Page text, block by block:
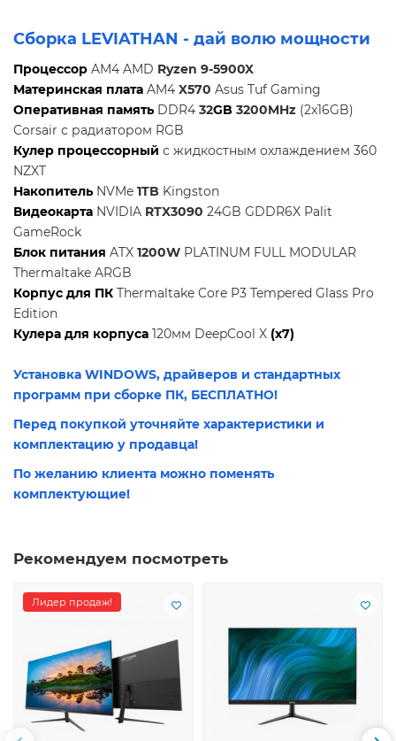
Сборка LEVIATHAN - дай волю мощности
Процессор AM4 AMD Ryzen 9-5900X
Материнская плата AM4 X570 Asus Tuf Gaming
Оперативная память DDR4 32GB 3200MHz (2x16GB)
Corsair с радиатором RGB
Кулер процессорный с жидкостным охлаждением 360
NZXT
Накопитель NVMe 1TB Kingston
Видеокарта NVIDIA RTX3090 24GB GDDR6X Palit
GameRock
Блок питания ATX 1200W PLATINUM FULL MODULAR
Thermaltake ARGB
Корпус для ПК Thermaltake Core P3 Tempered Glass Pro
Edition
Кулера для корпуса 120мм DeepCool X (x7)
Установка WINDOWS, драйверов и стандартных
программ при сборке ПК, БЕСПЛАТНО!
Перед покупкой уточняйте характеристики и
комплектацию у продавца!
По желанию клиента можно поменять
комплектующие!
Рекомендуем посмотреть
Лидер продаж!